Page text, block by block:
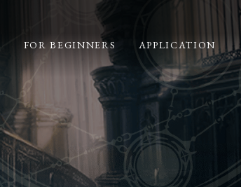
FOR BEGINNERS APPLICATION